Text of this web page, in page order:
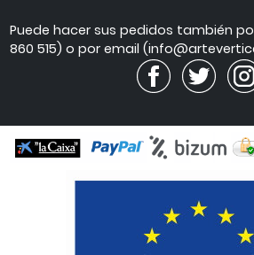
atención
Puede hacer sus pedidos también
860 515) o por email